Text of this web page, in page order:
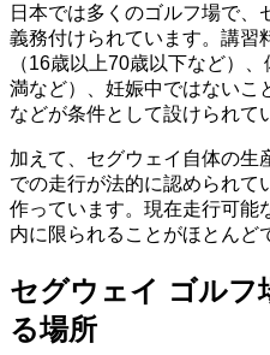
日本では多くのゴルフ場で
義務付けられています。講習
（16歳以上70歳以下など）
満など）、妊娠中ではないこ
などが条件として設けられて
加えて、セグウェイ自体の生
での走行が法的に認められて
作っています。現在走行可能
内に限られることがほとんど
セグウェイ ゴルフ
る場所